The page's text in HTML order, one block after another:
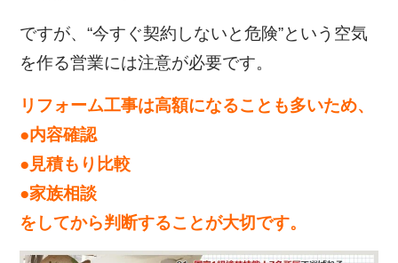
ですが、“今すぐ契約しないと危険”という空気
を作る営業には注意が必要です。
リフォーム工事は高額になることも多いため、
●内容確認
●見積もり比較
●家族相談
をしてから判断することが大切です。